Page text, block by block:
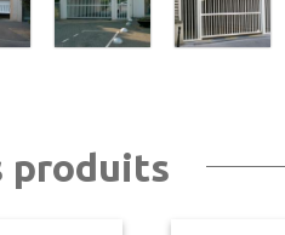
produits